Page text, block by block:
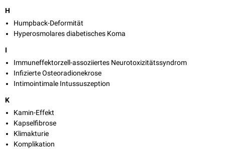
H
Humpback-Deformität
Hyperosmolares diabetisches Koma
I
Immuneffektorzell-assoziiertes Neurotoxizitätssyndrom
Infizierte Osteoradionekrose
Intimointimale Intussuszeption
K
Kamin-Effekt
Kapselfibrose
Klimakturie
Komplikation